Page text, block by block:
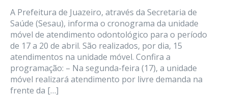
A Prefeitura de Juazeiro, através da Secretaria de
Saúde (Sesau), informa o cronograma da unidade
móvel de atendimento odontológico para o período
de 17 a 20 de abril. São realizados, por dia, 15
atendimentos na unidade móvel. Confira a
programação: – Na segunda-feira (17), a unidade
móvel realizará atendimento por livre demanda na
frente da […]